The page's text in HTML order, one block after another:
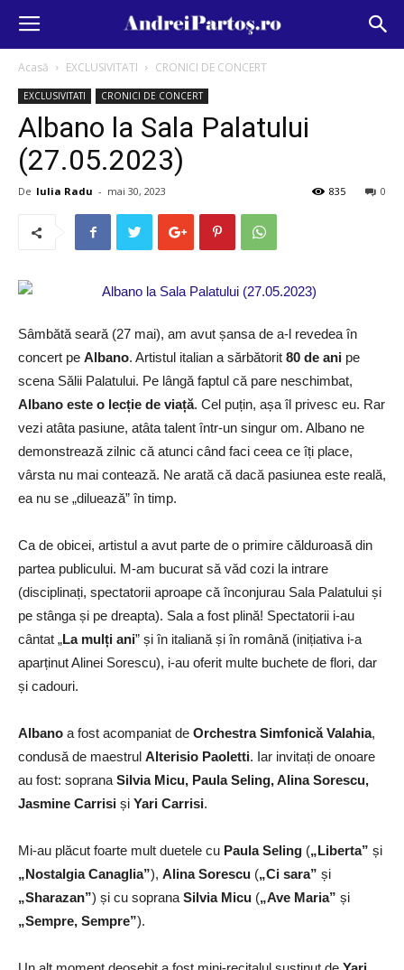
Acasă EXCLUSIVITATI CRONICI DE CONCERT
EXCLUSIVITATI CRONICI DE CONCERT
Albano la Sala Palatului
(27.05.2023)
De Iulia Radu - mai 30, 2023 0
835
Sâmbătă seară (27 mai), am avut șansa de a-l revedea în
concert pe Albano. Artistul italian a sărbătorit 80 de ani pe
scena Sălii Palatului. Pe lângă faptul că pare neschimbat,
Albano este o lecție de viață. Cel puțin, așa îl privesc eu. Rar
vezi atâta pasiune, atâta talent într-un singur om. Albano ne
demonstrează zilnic că atunci când faci ceea ce îți place,
vârsta nu mai contează. Ne arată că dacă pasiunea este reală,
ea nu se „diluează” în timp.
Ca de obicei, artistul a avut parte de o primire călduroasă din
partea publicului. M-am bucurat să văd cozi la intrare
(disciplinați, spectatorii aproape că înconjurau Sala Palatului și
pe stânga și pe dreapta). Sala a fost plină! Spectatorii i-au
cântat „La mulți ani” și în italiană și în română (inițiativa i-a
aparținut Alinei Sorescu), i-au oferit multe buchete de flori, dar
și cadouri.
Albano a fost acompaniat de Orchestra Simfonică Valahia,
condusă de maestrul Alterisio Paoletti. Iar invitați de onoare
au fost: soprana Silvia Micu, Paula Seling, Alina Sorescu,
Jasmine Carrisi și Yari Carrisi.
Mi-au plăcut foarte mult duetele cu Paula Seling („Liberta” și
„Nostalgia Canaglia”), Alina Sorescu („Ci sara” și
„Sharazan”) și cu soprana Silvia Micu („Ave Maria” și
„Sempre, Sempre”).